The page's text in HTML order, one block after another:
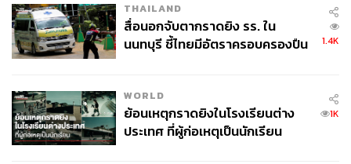
THAILAND
สื่อนอกจับตากราดยิง รร. ใน
นนทบุรี ชี้ไทยมีอัตราครอบครองปืน
1.4K
WORLD
ย้อนเหตุกราดยิงในโรงเรียนต่าง
ประเทศ ที่ผู้ก่อเหตุเป็นนักเรียน
1K